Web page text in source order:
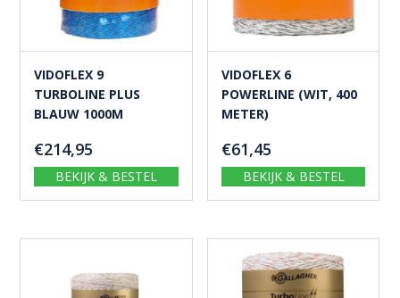
VIDOFLEX 9
TURBOLINE PLUS
BLAUW 1000M
€214,95
BEKIJK & BESTEL
VIDOFLEX 6
POWERLINE (WIT, 400
METER)
€61,45
BEKIJK & BESTEL